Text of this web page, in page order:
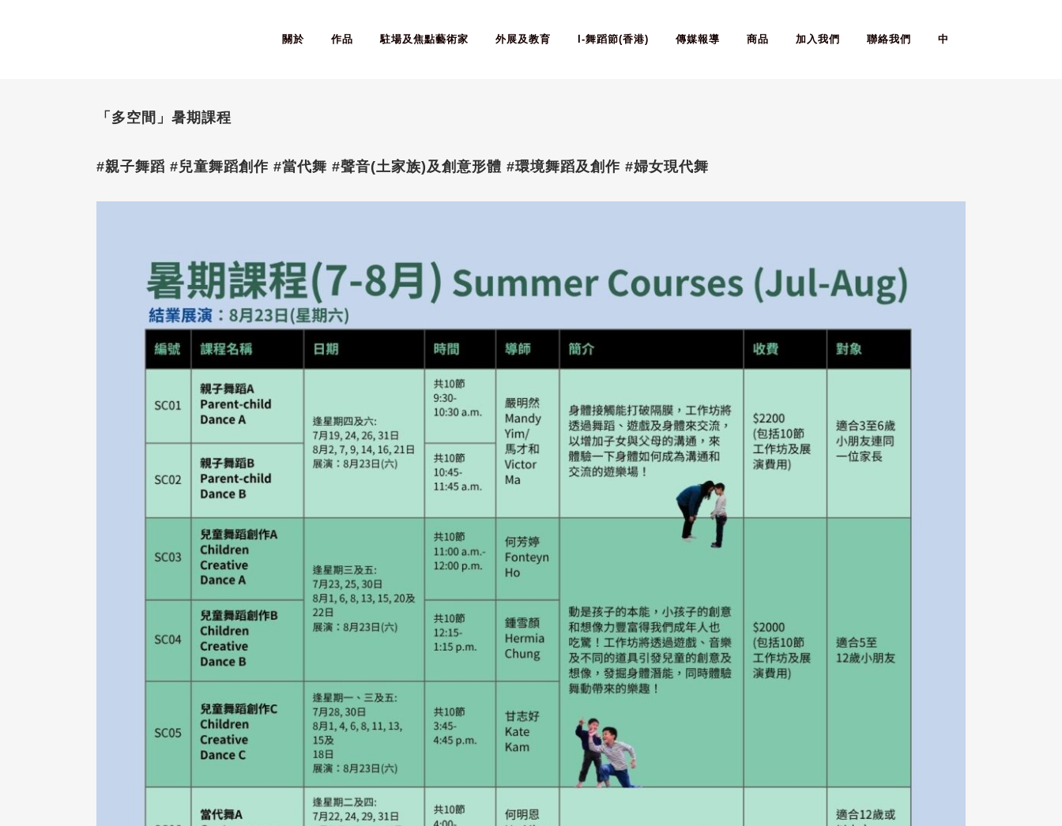
關於 作品 駐場及焦點藝術家 外展及教育 I-舞蹈節(香港) 傳媒報導 商品 加入我們 聯絡我們 中
「多空間」暑期課程
#親子舞蹈 #兒童舞蹈創作 #當代舞 #聲音(土家族)及創意形體 #環境舞蹈及創作 #婦女現代舞